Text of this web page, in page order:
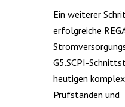
Ein weiterer
erfolgreiche
G5.SCPI-
heutigen
Prüfständen und